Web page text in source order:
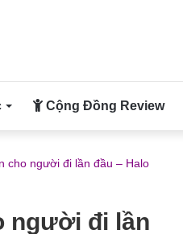
Cộng Đồng Review
cho người đi lần đầu – Halo
người đi lần